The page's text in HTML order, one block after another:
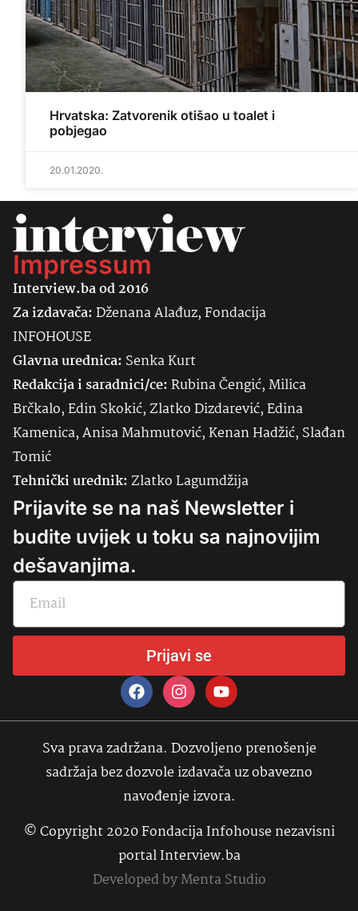
Hrvatska: Zatvorenik otišao u toalet i
pobjegao
20.01.2020.
Impressum
Interview.ba od 2016
Za izdavača:Dženana Alađuz, Fondacija
INFOHOUSE
Glavna urednica: SenkaKurt
Redakcija i saradnici/ce:Rubina Čengić, Milica
Brčkalo, Edin Skokić, Zlatko Dizdarević, Edina
Kamenica, Anisa Mahmutović, Kenan Hadžić, Slađan
Tomić
Tehnički urednik:Zlatko Lagumdžija
Prijavite se na naš Newsletter i
budite uvijek u toku sa najnovijim
dešavanjima.
Prijavi se
Sva prava zadržana. Dozvoljeno prenošenje
sadržaja bez dozvole izdavača uz obavezno
navođenje izvora.
© Copyright 2020 Fondacija Infohouse nezavisni
portal Interview.ba
Developed byMenta Studio